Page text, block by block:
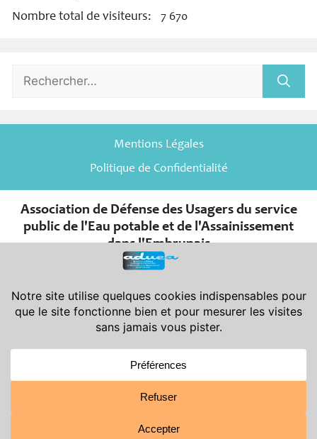
Nombre total de visiteurs: 7 670
Rechercher :
Mentions Légales
Politique de Confidentialité
Association de Défense des Usagers du service
public de l'Eau potable et de l'Assainissement
dans l'Embrunais
erjuillet 1901 et de son décret d’application
Déclarée en Préfecture des Hautes-Alpes le 08-11-2007 sous le
n° W052001966 - Publiée au J.O. le 24-11-2007
Siège Social : Aduea - 6 rue Saint-Pierre - 05200 Embrun
Siège Administratif : Aduea - 47 rue Victor Maurel - 05200 Embrun